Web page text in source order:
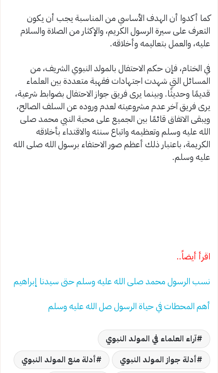
كما أكدوا أن الهدف الأساسي من المناسبة يجب أن يكون
التعرف على سيرة الرسول الكريم، والإكثار من الصلاة والسلام
عليه، والعمل بتعاليمه وأخلاقه.
في الختام، فإن حكم الاحتفال بالمولد النبوي الشريف، من
المسائل التي شهدت اجتهادات فقهية متعددة بين العلماء
قديمًا وحديثًا. وبينما يرى فريق جواز الاحتفال بضوابط شرعية،
يرى فريق آخر عدم مشروعيته لعدم وروده عن السلف الصالح،
ويبقى الاتفاق قائمًا بين الجميع على محبة النبي محمد صلى
الله عليه وسلم وتعظيمه واتباع سنته والاقتداء بأخلاقه
الكريمة، باعتبار ذلك أعظم صور الاحتفاء برسول الله صلى الله
عليه وسلم.
اقرأ أيضاً..
نسب الرسول محمد صلى الله عليه وسلم حتى سيدنا إبراهيم
أهم المحطات في حياة الرسول صل الله عليه وسلم
آراء العلماء في المولد النبوي
أدلة جواز المولد النبوي
أدلة منع المولد النبوي